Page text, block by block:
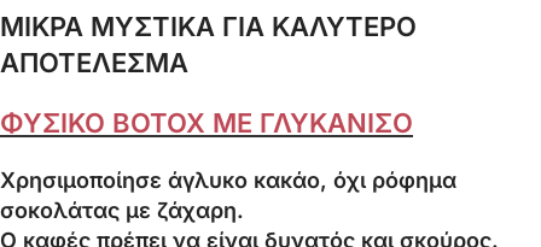
ΜΙΚΡΑ ΜΥΣΤΙΚΑ ΓΙΑ ΚΑΛΥΤΕΡΟ
ΑΠΟΤΕΛΕΣΜΑ
ΦΥΣΙΚΟ BOTOX ΜΕ ΓΛΥΚΑΝΙΣΟ
Χρησιμοποίησε άγλυκο κακάο, όχι ρόφημα
σοκολάτας με ζάχαρη.
Ο καφές πρέπει να είναι δυνατός και σκούρος.